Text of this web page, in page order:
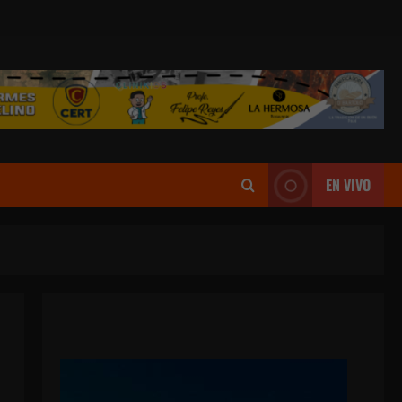
EN VIVO